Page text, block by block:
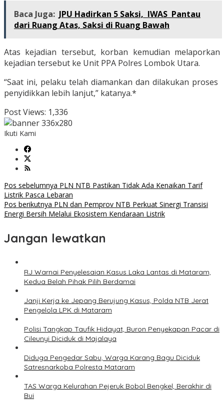
Baca Juga: JPU Hadirkan 5 Saksi, IWAS Pantau
dari Ruang Atas, Saksi di Ruang Bawah
Atas kejadian tersebut, korban kemudian melaporkan
kejadian tersebut ke Unit PPA Polres Lombok Utara.
“Saat ini, pelaku telah diamankan dan dilakukan proses
penyidikkan lebih lanjut,” katanya.*
Post Views: 1,336
Ikuti Kami
Navigasi
pos
Pos sebelumnya PLN NTB Pastikan Tidak Ada Kenaikan Tarif
Listrik Pasca Lebaran
Pos berikutnya PLN dan Pemprov NTB Perkuat Sinergi Transisi
Energi Bersih Melalui Ekosistem Kendaraan Listrik
Jangan lewatkan
RJ Warnai Penyelesaian Kasus Laka Lantas di Mataram,
Kedua Belah Pihak Pilih Berdamai
Janji Kerja ke Jepang Berujung Kasus, Polda NTB Jerat
Pengelola LPK di Mataram
Polisi Tangkap Taufik Hidayat, Buron Penyekapan Pacar di
Cileunyi Diciduk di Majalaya
Diduga Pengedar Sabu, Warga Karang Bagu Diciduk
Satresnarkoba Polresta Mataram
TAS Warga Kelurahan Pejeruk Bobol Bengkel, Berakhir di
Bui